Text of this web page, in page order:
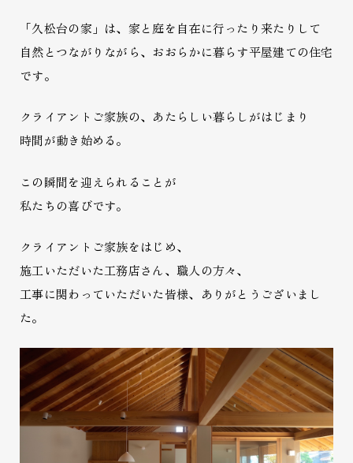
「久松台の家」は、家と庭を自在に行ったり来たりして
自然とつながりながら、おおらかに暮らす平屋建ての住宅
です。
クライアントご家族の、あたらしい暮らしがはじまり
時間が動き始める。
この瞬間を迎えられることが
私たちの喜びです。
クライアントご家族をはじめ、
施工いただいた工務店さん、職人の方々、
工事に関わっていただいた皆様、ありがとうございまし
た。